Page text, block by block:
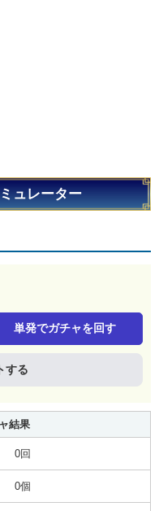
ュレーター
単発でガチャを回す
する
結果
0回
0個